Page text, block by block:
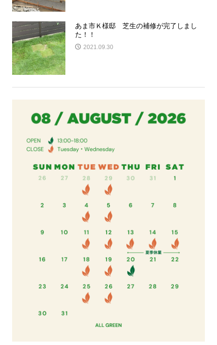
あま市Ｋ様邸 芝生の補修が完了しまし
た！！
2021.09.30